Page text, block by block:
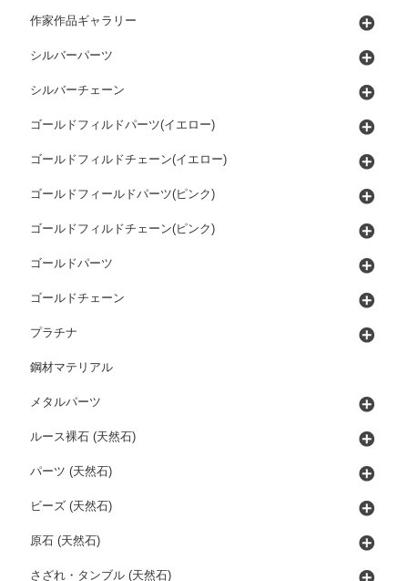
作家作品ギャラリー
シルバーパーツ
シルバーチェーン
ゴールドフィルドパーツ(イエロー)
ゴールドフィルドチェーン(イエロー)
ゴールドフィールドパーツ(ピンク)
ゴールドフィルドチェーン(ピンク)
ゴールドパーツ
ゴールドチェーン
プラチナ
鋼材マテリアル
メタルパーツ
ルース裸石 (天然石)
パーツ (天然石)
ビーズ (天然石)
原石 (天然石)
さざれ・タンブル (天然石)